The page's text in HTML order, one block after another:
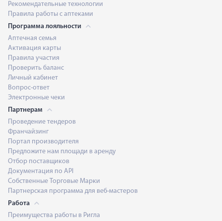
Рекомендательные технологии
Правила работы с аптеками
Программа лояльности
Аптечная семья
Активация карты
Правила участия
Проверить баланс
Личный кабинет
Вопрос-ответ
Электронные чеки
Партнерам
Проведение тендеров
Франчайзинг
Портал производителя
Предложите нам площади в аренду
Отбор поставщиков
Документация по API
Собственные Торговые Марки
Партнерская программа для веб-мастеров
Работа
Преимущества работы в Ригла